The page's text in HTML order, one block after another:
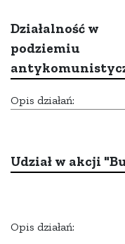
Działalność w
podziemiu
Opis działań:
Udział w akcji
Opis działań: